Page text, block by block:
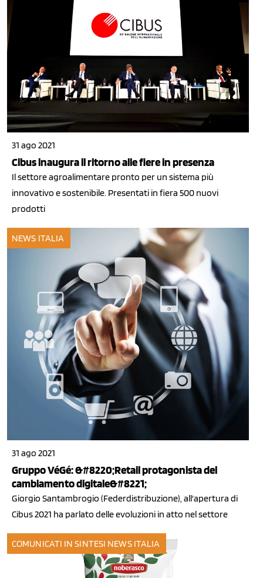
31 ago 2021
Cibus inaugura il ritorno alle fiere in presenza
Il settore agroalimentare pronto per un sistema più
innovativo e sostenibile. Presentati in fiera 500 nuovi
prodotti
NEWS ITALIA
31 ago 2021
Gruppo VéGé: &#8220;Retail protagonista del
cambiamento digitale&#8221;
Giorgio Santambrogio (Federdistribuzione), all'apertura di
Cibus 2021 ha parlato delle evoluzioni in atto nel settore
COMUNICATI IN SINTESI NEWS ITALIA